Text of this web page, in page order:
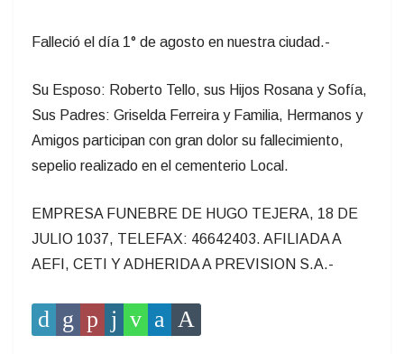
Falleció el día 1° de agosto en nuestra ciudad.-
Su Esposo: Roberto Tello, sus Hijos Rosana y Sofía,
Sus Padres: Griselda Ferreira y Familia, Hermanos y
Amigos participan con gran dolor su fallecimiento,
sepelio realizado en el cementerio Local.
EMPRESA FUNEBRE DE HUGO TEJERA, 18 DE
JULIO 1037, TELEFAX: 46642403. AFILIADA A
AEFI, CETI Y ADHERIDA A PREVISION S.A.-